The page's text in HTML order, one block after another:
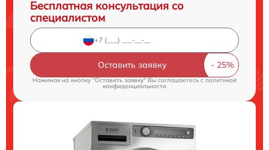
Бесплатная консультация со
специалистом
Оставить заявку
Нажимая на кнопку "Оставить заявку" Вы соглашаетесь cполитикой
конфиденциальности